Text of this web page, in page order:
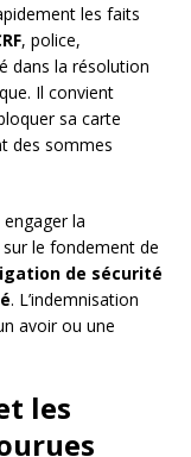
les faits
, police,
dans la résolution
Il convient
sa carte
des sommes
la
le fondement de
de sécurité
. L’indemnisation
avoir ou une
les